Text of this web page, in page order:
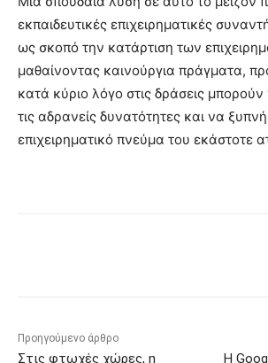
εκπαιδευτικές επιχειρηματικές
ως σκοπό την κατάρτιση των
μαθαίνοντας καινούργια πράγματα,
κατά κύριο λόγο στις δράσεις
τις αδρανείς δυνατότητες και να
επιχειρηματικό πνεύμα του εκάστοτε
Προηγούμενο άρθρο
Στις φτωχές χώρες, η Η